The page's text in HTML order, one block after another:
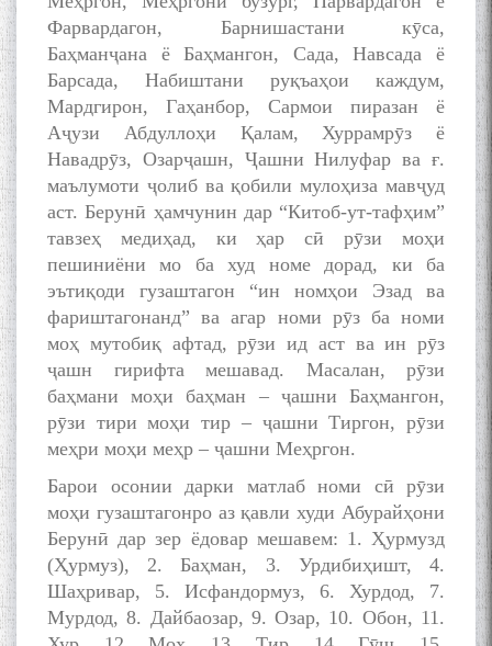
Фарвардагон, Барнишастани кӯса,
Баҳманҷана ё Баҳмангон, Сада, Навсада ё
Барсада, Набиштани руқъаҳои каждум,
Мардгирон, Гаҳанбор, Сармои пиразан ё
Аҷузи Абдуллоҳи Қалам, Хуррамрӯз ё
Навадрӯз, Озарҷашн, Ҷашни Нилуфар ва ғ.
маълумоти ҷолиб ва қобили мулоҳиза мавҷуд
аст. Берунӣ ҳамчунин дар “Китоб-ут-тафҳим”
тавзеҳ медиҳад, ки ҳар сӣ рӯзи моҳи
пешиниёни мо ба худ номе дорад, ки ба
эътиқоди гузаштагон “ин номҳои Эзад ва
фариштагонанд” ва агар номи рӯз ба номи
моҳ мутобиқ афтад, рӯзи ид аст ва ин рӯз
ҷашн гирифта мешавад. Масалан, рӯзи
баҳмани моҳи баҳман – ҷашни Баҳмангон,
рӯзи тири моҳи тир – ҷашни Тиргон, рӯзи
меҳри моҳи меҳр – ҷашни Меҳргон.
Барои осонии дарки матлаб номи сӣ рӯзи
моҳи гузаштагонро аз қавли худи Абурайҳони
Берунӣ дар зер ёдовар мешавем: 1. Ҳурмузд
(Ҳурмуз), 2. Баҳман, 3. Урдибиҳишт, 4.
Шаҳривар, 5. Исфандормуз, 6. Хурдод, 7.
Мурдод, 8. Дайбаозар, 9. Озар, 10. Обон, 11.